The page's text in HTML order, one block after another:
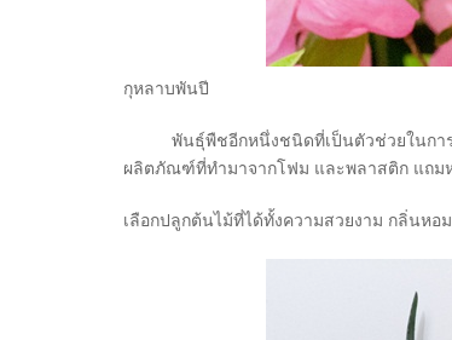
กุหลาบพันปี
พันธุ์พืชอีกหนึ่งชนิดที่เป็นตัวช่วยในกา
ผลิตภัณฑ์ที่ทำมาจากโฟม และพลาสติก แถม
เลือกปลูกต้นไม้ที่ได้ทั้งความสวยงาม กลิ่นห